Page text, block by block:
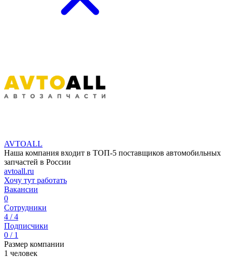
AVTOALL
Наша компания входит в ТОП-5 поставщиков автомобильных
запчастей в России
avtoall.ru
Хочу тут работать
Вакансии
0
Сотрудники
4 / 4
Подписчики
0 / 1
Размер компании
1 человек